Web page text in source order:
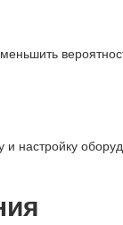
настройку